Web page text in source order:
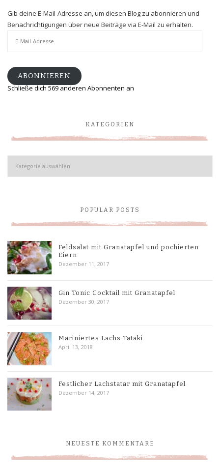
Gib deine E-Mail-Adresse an, um diesen Blog zu abonnieren und
Benachrichtigungen über neue Beiträge via E-Mail zu erhalten.
ABONNIEREN
Schließe dich 569 anderen Abonnenten an
KATEGORIEN
Kategorien
POPULAR POSTS
Feldsalat mit Granatapfel und pochierten
Eiern
Dezember 11, 2017
Gin Tonic Cocktail mit Granatapfel
Dezember 30, 2017
Mariniertes Lachs Tataki
April 13, 2018
Festlicher Lachstatar mit Granatapfel
Dezember 14, 2017
NEUESTE KOMMENTARE